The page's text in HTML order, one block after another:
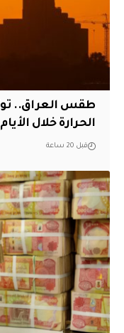
طقس العراق..
الحرارة خلال
قبل 20 ساعة